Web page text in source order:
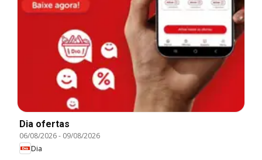
Dia ofertas
06/08/2026- 09/08/2026
Dia